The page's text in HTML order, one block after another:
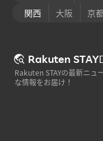
関西
大阪 京
Rakuten STAY
Rakuten STAYの最新ニュ
な情報をお届け！